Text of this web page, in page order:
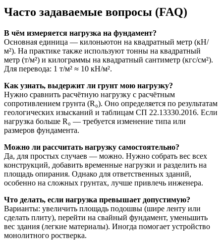
Часто задаваемые вопросы (FAQ)
В чём измеряется нагрузка на фундамент?
Основная единица — килоньютон на квадратный метр (кН/
м²). На практике также используют тонны на квадратный
метр (т/м²) и килограммы на квадратный сантиметр (кгс/см²).
Для перевода: 1 т/м² ≈ 10 кН/м².
Как узнать, выдержит ли грунт мою нагрузку?
Нужно сравнить расчётную нагрузку с расчётным
сопротивлением грунта (R₀). Оно определяется по результатам
геологических изысканий и таблицам СП 22.13330.2016. Если
нагрузка больше R₀ — требуется изменение типа или
размеров фундамента.
Можно ли рассчитать нагрузку самостоятельно?
Да, для простых случаев — можно. Нужно собрать вес всех
конструкций, добавить временные нагрузки и разделить на
площадь опирания. Однако для ответственных зданий,
особенно на сложных грунтах, лучше привлечь инженера.
Что делать, если нагрузка превышает допустимую?
Варианты: увеличить площадь подошвы (шире ленту или
сделать плиту), перейти на свайный фундамент, уменьшить
вес здания (легкие материалы). Иногда помогает устройство
монолитного ростверка.